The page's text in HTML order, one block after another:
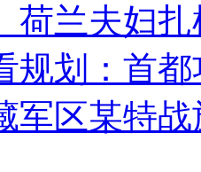
荷兰夫妇
规划：首
军区某特